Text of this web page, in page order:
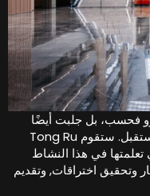
فحسب، بل جلبت أيضًا
أفكارًا جديدة حول تطوير الأعمال في المستقبل. ستقوم Tong Ru
في هذا النشاط
وتحقيق اختراقات, وتقديم